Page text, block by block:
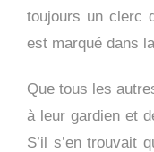
toujours un clerc
est marqué dans
Que tous les
à leur gardien et
S’il s’en trouvait